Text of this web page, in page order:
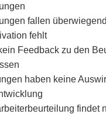
fallen
fehlt
Feedback zu den
haben keine
findet